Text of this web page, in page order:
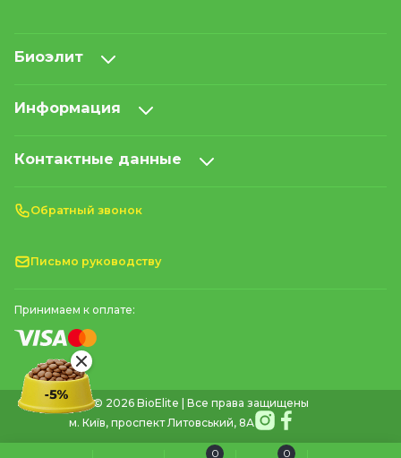
Биоэлит
Информация
Контактные данные
Обратный звонок
Письмо руководству
Принимаем к оплате:
© 2026 BioElite | Все права защищены
м. Київ, проспект Литовський, 8А
0 0